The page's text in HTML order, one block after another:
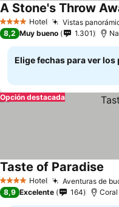
4 EstrellasHotel Vistas
A Stone's Throw
8,2 Muy bueno 1.301
Elige fechas para ver
Opción destacada
4 EstrellasHotel Aventuras de
Taste of Paradise
8,9 Excelente 164